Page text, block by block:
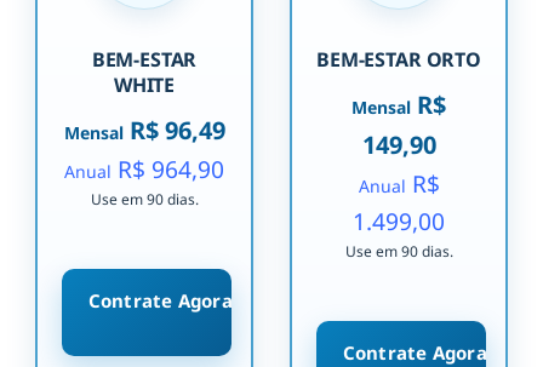
BEM-ESTAR
WHITE
MensalR$ 96,49
Anual R$ 964,90
Use em 90 dias.
Contrate Agora
BEM-ESTAR ORTO
Mensal R$
149,90
Anual R$
1.499,00
Use em 90 dias.
Contrate Agora